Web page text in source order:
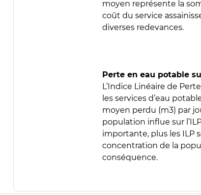
moyen représente la
coût du service
diverses redevances.
Perte en eau potable
L’Indice Linéaire de
les services d’eau
moyen perdu (m3) par
population influe sur
importante, plus les ILP
concentration de la
conséquence.